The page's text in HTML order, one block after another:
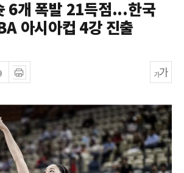
6개 폭발 21득점...한국
아시아컵 4강 진출